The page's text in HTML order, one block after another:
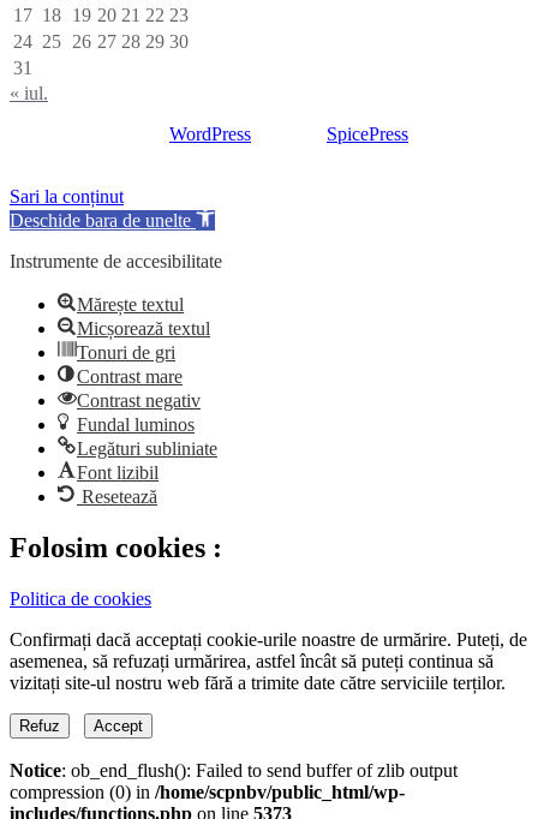
17 18 19 20 21 22 23
24 25 26 27 28 29 30
31
« iul.
WordPress SpicePress
Sari la conținut
Deschide bara de unelte
Instrumente de accesibilitate
Mărește textul
Micșorează textul
Tonuri de gri
Contrast mare
Contrast negativ
Fundal luminos
Legături subliniate
Font lizibil
Resetează
Folosim cookies :
Politica de cookies
Confirmați dacă acceptați cookie-urile noastre de urmărire. Puteți, de
asemenea, să refuzați urmărirea, astfel încât să puteți continua să
vizitați site-ul nostru web fără a trimite date către serviciile terților.
Refuz Accept
Notice: ob_end_flush(): Failed to send buffer of zlib output
compression (0) in /home/scpnbv/public_html/wp-
includes/functions.php on line 5373